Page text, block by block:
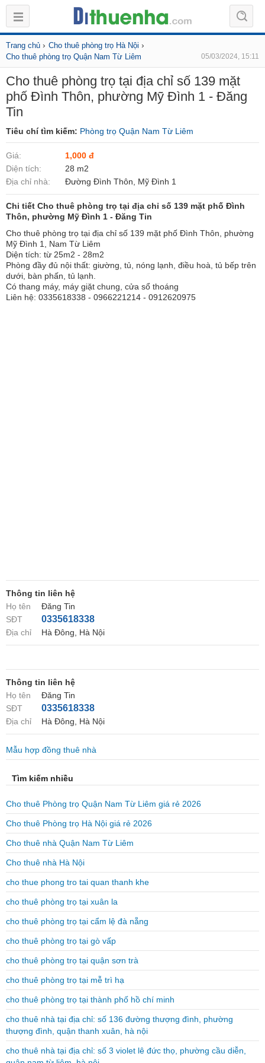
Trang chủ › Cho thuê phòng trọ Hà Nội ›
Cho thuê phòng trọ Quận Nam Từ Liêm 05/03/2024, 15:11
Cho thuê phòng trọ tại địa chỉ số 139 mặt
phố Đình Thôn, phường Mỹ Đình 1 - Đăng
Tin
Tiêu chí tìm kiếm: Phòng trọ Quận Nam Từ Liêm
Giá:
1,000 đ
Diện tích:
28 m2
Địa chỉ nhà:
Đường Đình Thôn, Mỹ Đình 1
Chi tiết Cho thuê phòng trọ tại địa chỉ số 139 mặt phố Đình
Thôn, phường Mỹ Đình 1 - Đăng Tin
Cho thuê phòng trọ tại địa chỉ số 139 mặt phố Đình Thôn, phường
Mỹ Đình 1, Nam Từ Liêm
Diện tích: từ 25m2 - 28m2
Phòng đầy đủ nội thất: giường, tủ, nóng lạnh, điều hoà, tủ bếp trên
dưới, bàn phấn, tủ lạnh.
Có thang máy, máy giặt chung, cửa sổ thoáng
Liên hệ: 0335618338 - 0966221214 - 0912620975
Thông tin liên hệ
Họ tên
Đăng Tin
SĐT
0335618338
Địa chỉ Hà Đông, Hà Nội
Thông tin liên hệ
Họ tên
Đăng Tin
SĐT
0335618338
Địa chỉ Hà Đông, Hà Nội
Mẫu hợp đồng thuê nhà
Tìm kiếm nhiều
Cho thuê Phòng trọ Quận Nam Từ Liêm giá rẻ 2026
Cho thuê Phòng trọ Hà Nội giá rẻ 2026
Cho thuê nhà Quận Nam Từ Liêm
Cho thuê nhà Hà Nội
cho thue phong tro tai quan thanh khe
cho thuê phòng trọ tại xuân la
cho thuê phòng trọ tại cẩm lệ đà nẵng
cho thuê phòng trọ tại gò vấp
cho thuê phòng trọ tại quận sơn trà
cho thuê phòng trọ tại mễ trì hạ
cho thuê phòng trọ tại thành phố hồ chí minh
cho thuê nhà tại địa chỉ: số 136 đường thượng đình, phường
thượng đình, quận thanh xuân, hà nội
cho thuê nhà tại địa chỉ: số 3 violet lê đức thọ, phường cầu diễn,